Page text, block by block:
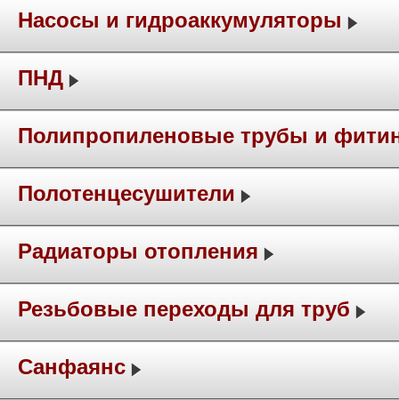
Насосы и гидроаккумуляторы
ПНД
Полипропиленовые трубы и
Полотенцесушители
Радиаторы отопления
Резьбовые переходы для труб
Санфаянс